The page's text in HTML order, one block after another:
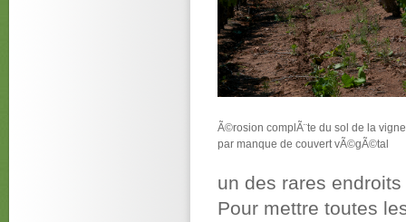
Ã©rosion complÃ¨te du sol de la vigne
par manque de couvert vÃ©gÃ©tal
un des rares
Pour mettre toutes